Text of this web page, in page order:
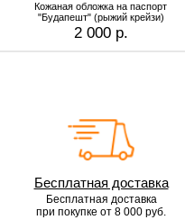
Кожаная обложка на паспорт
"Будапешт" (рыжий крейзи)
2 000 р.
Бесплатная доставка
Бесплатная доставка
при покупке от 8 000 руб.